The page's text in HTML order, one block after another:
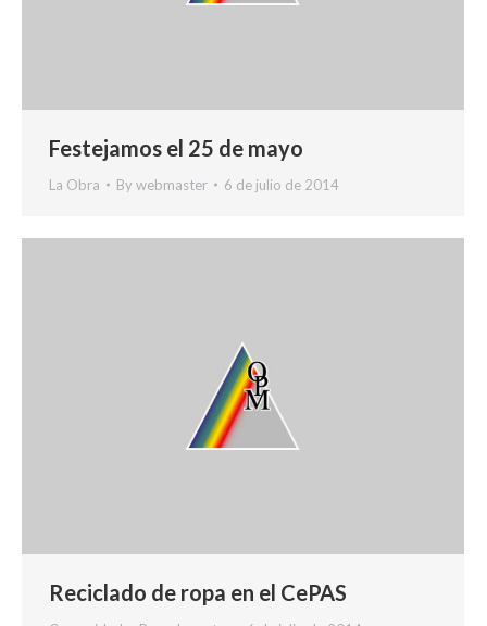
Festejamos el 25 de mayo
La Obra By webmaster 6 de julio de 2014
Reciclado de ropa en el CePAS